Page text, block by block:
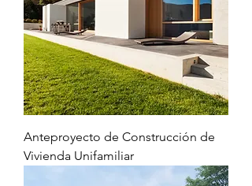
Anteproyecto de Construcción de
Vivienda Unifamiliar